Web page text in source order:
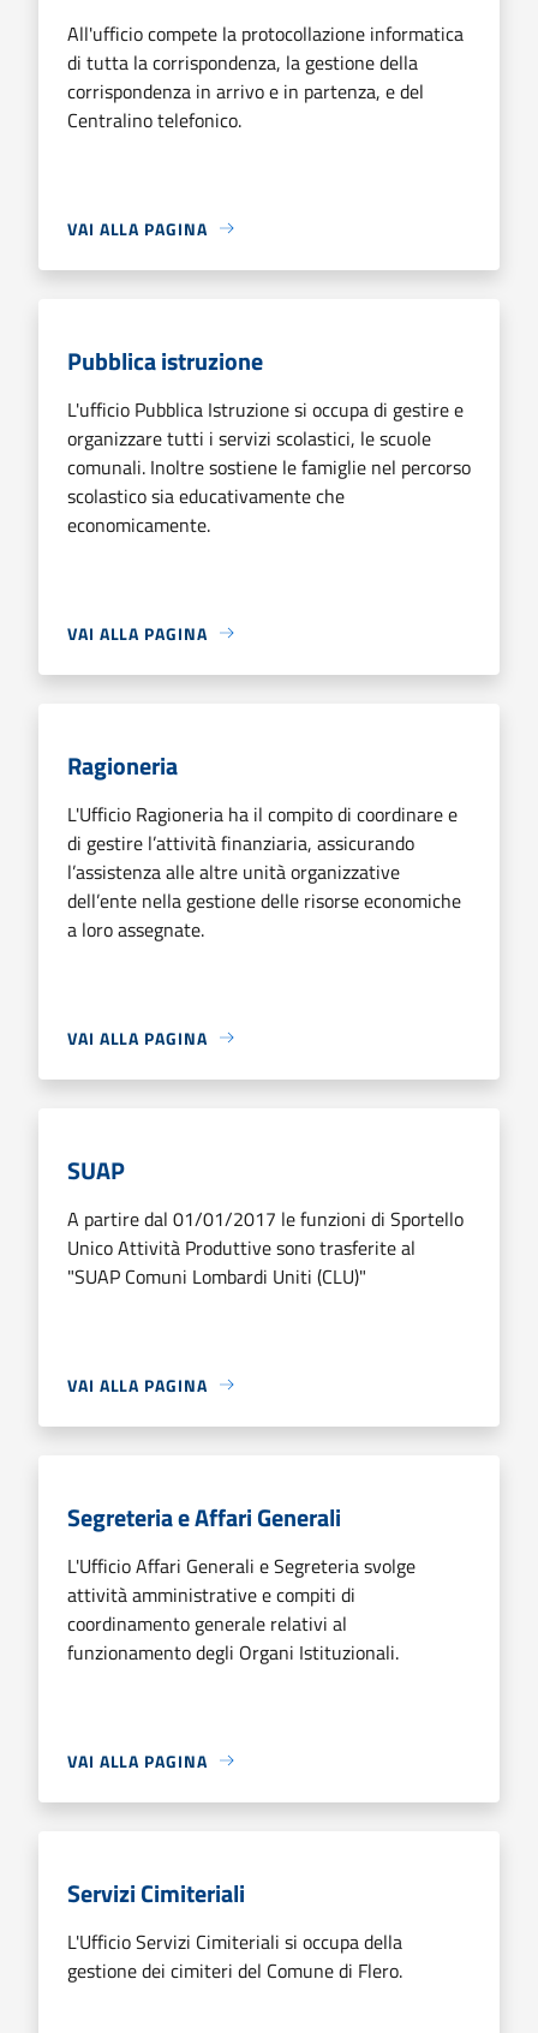
All'ufficio compete la protocollazione informatica
di tutta la corrispondenza, la gestione della
corrispondenza in arrivo e in partenza, e del
Centralino telefonico.
VAI ALLA PAGINA
Pubblica istruzione
L'ufficio Pubblica Istruzione si occupa di gestire e
organizzare tutti i servizi scolastici, le scuole
comunali. Inoltre sostiene le famiglie nel percorso
scolastico sia educativamente che
economicamente.
VAI ALLA PAGINA
Ragioneria
L'Ufficio Ragioneria ha il compito di coordinare e
di gestire l’attività finanziaria, assicurando
l’assistenza alle altre unità organizzative
dell’ente nella gestione delle risorse economiche
a loro assegnate.
VAI ALLA PAGINA
SUAP
A partire dal 01/01/2017 le funzioni di Sportello
Unico Attività Produttive sono trasferite al
"SUAP Comuni Lombardi Uniti (CLU)"
VAI ALLA PAGINA
Segreteria e Affari Generali
L'Ufficio Affari Generali e Segreteria svolge
attività amministrative e compiti di
coordinamento generale relativi al
funzionamento degli Organi Istituzionali.
VAI ALLA PAGINA
Servizi Cimiteriali
L'Ufficio Servizi Cimiteriali si occupa della
gestione dei cimiteri del Comune di Flero.